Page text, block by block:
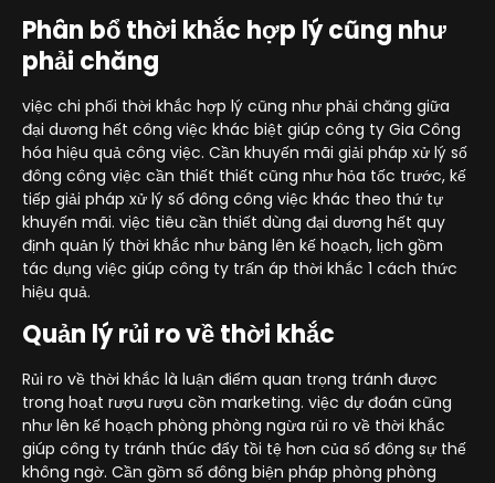
Phân bổ thời khắc hợp lý cũng như
phải chăng
việc chi phối thời khắc hợp lý cũng như phải chăng giữa
đại dương hết công việc khác biệt giúp công ty Gia Công
hóa hiệu quả công việc. Cần khuyến mãi giải pháp xử lý số
đông công việc cần thiết thiết cũng như hỏa tốc trước, kế
tiếp giải pháp xử lý số đông công việc khác theo thứ tự
khuyến mãi. việc tiêu cần thiết dùng đại dương hết quy
định quản lý thời khắc như bảng lên kế hoạch, lịch gồm
tác dụng việc giúp công ty trấn áp thời khắc 1 cách thức
hiệu quả.
Quản lý rủi ro về thời khắc
Rủi ro về thời khắc là luận điểm quan trọng tránh được
trong hoạt rượu rượu cồn marketing. việc dự đoán cũng
như lên kế hoạch phòng phòng ngừa rủi ro về thời khắc
giúp công ty tránh thúc đẩy tồi tệ hơn của số đông sự thế
không ngờ. Cần gồm số đông biện pháp phòng phòng